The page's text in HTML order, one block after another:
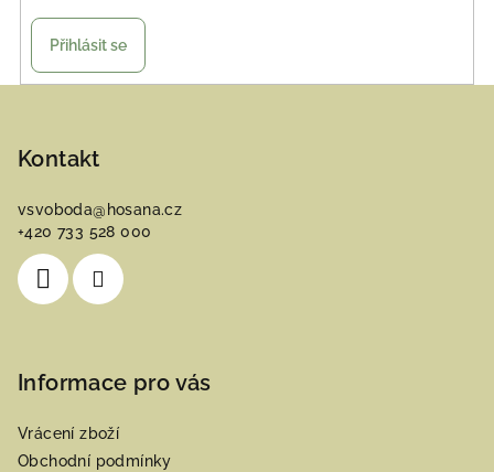
Přihlásit se
Kontakt
vsvoboda@ hosana.cz
+420 733 528 000
Informace pro vás
Vrácení zboží
Obchodní podmínky